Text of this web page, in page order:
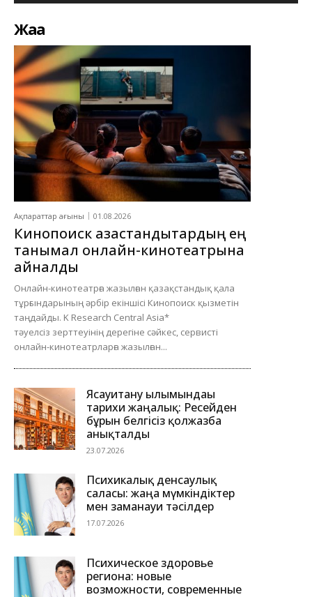
Жаңа
Ақпараттар ағыны 01.08.2026
Кинопоиск қазақстандықтардың ең
танымал онлайн-кинотеатрына
айналды
Онлайн-кинотеатрға жазылған қазақстандық қала
тұрғындарының әрбір екіншісі Кинопоиск қызметін
таңдайды. K Research Central Asia*
тәуелсіз зерттеуінің дерегіне сәйкес, сервисті
онлайн-кинотеатрларға жазылған...
Ясауитану ғылымындағы
тарихи жаңалық: Ресейден
бұрын белгісіз қолжазба
анықталды
23.07.2026
Психикалық денсаулық
саласы: жаңа мүмкіндіктер
мен заманауи тәсілдер
17.07.2026
Психическое здоровье
региона: новые
возможности, современные